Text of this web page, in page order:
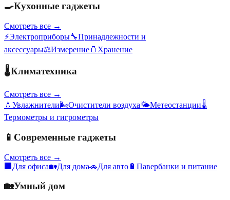
🍳Кухонные гаджеты
Смотреть все →
⚡Электроприборы🔧Принадлежности и
аксессуары⚖️Измерение 🫙 Хранение
🌡️Климатехника
Смотреть все →
💧 Увлажнители🌬️Очистители воздуха🌤️Метеостанции🌡️
Термометры и гигрометры
📱 Современные гаджеты
Смотреть все →
🏢 Для офиса🏡Для дома🚗Для авто 🔋 Павербанки и питание
🏡Умный дом